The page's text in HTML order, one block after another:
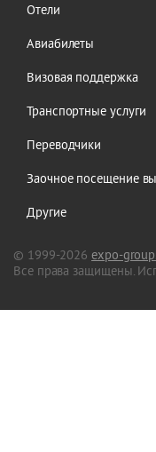
Отели
Авиабилеты
Визовая поддержка
Транспортные услуги
Переводчики
Заочное посещение
Другие
© 1999-2026 expo-
Все права защищены.